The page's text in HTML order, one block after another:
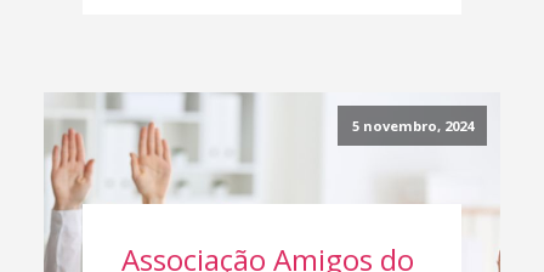
5 novembro, 2024
Associação Amigos do